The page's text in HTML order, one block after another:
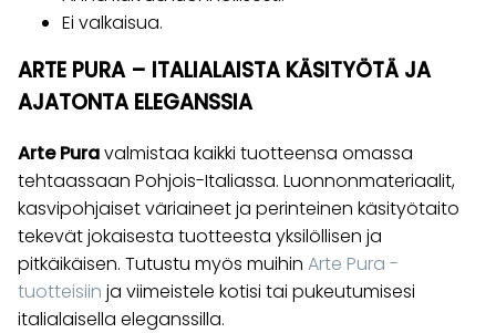
Ei valkaisua.
ARTE PURA – ITALIALAISTA KÄSITYÖTÄ JA
AJATONTA ELEGANSSIA
Arte Puravalmistaa kaikki tuotteensa omassa
tehtaassaan Pohjois-Italiassa. Luonnonmateriaalit,
kasvipohjaiset väriaineet ja perinteinen käsityötaito
tekevät jokaisesta tuotteesta yksilöllisen ja
pitkäikäisen. Tutustu myös muihin Arte Pura -
tuotteisiin ja viimeistele kotisi tai pukeutumisesi
italialaisella eleganssilla.